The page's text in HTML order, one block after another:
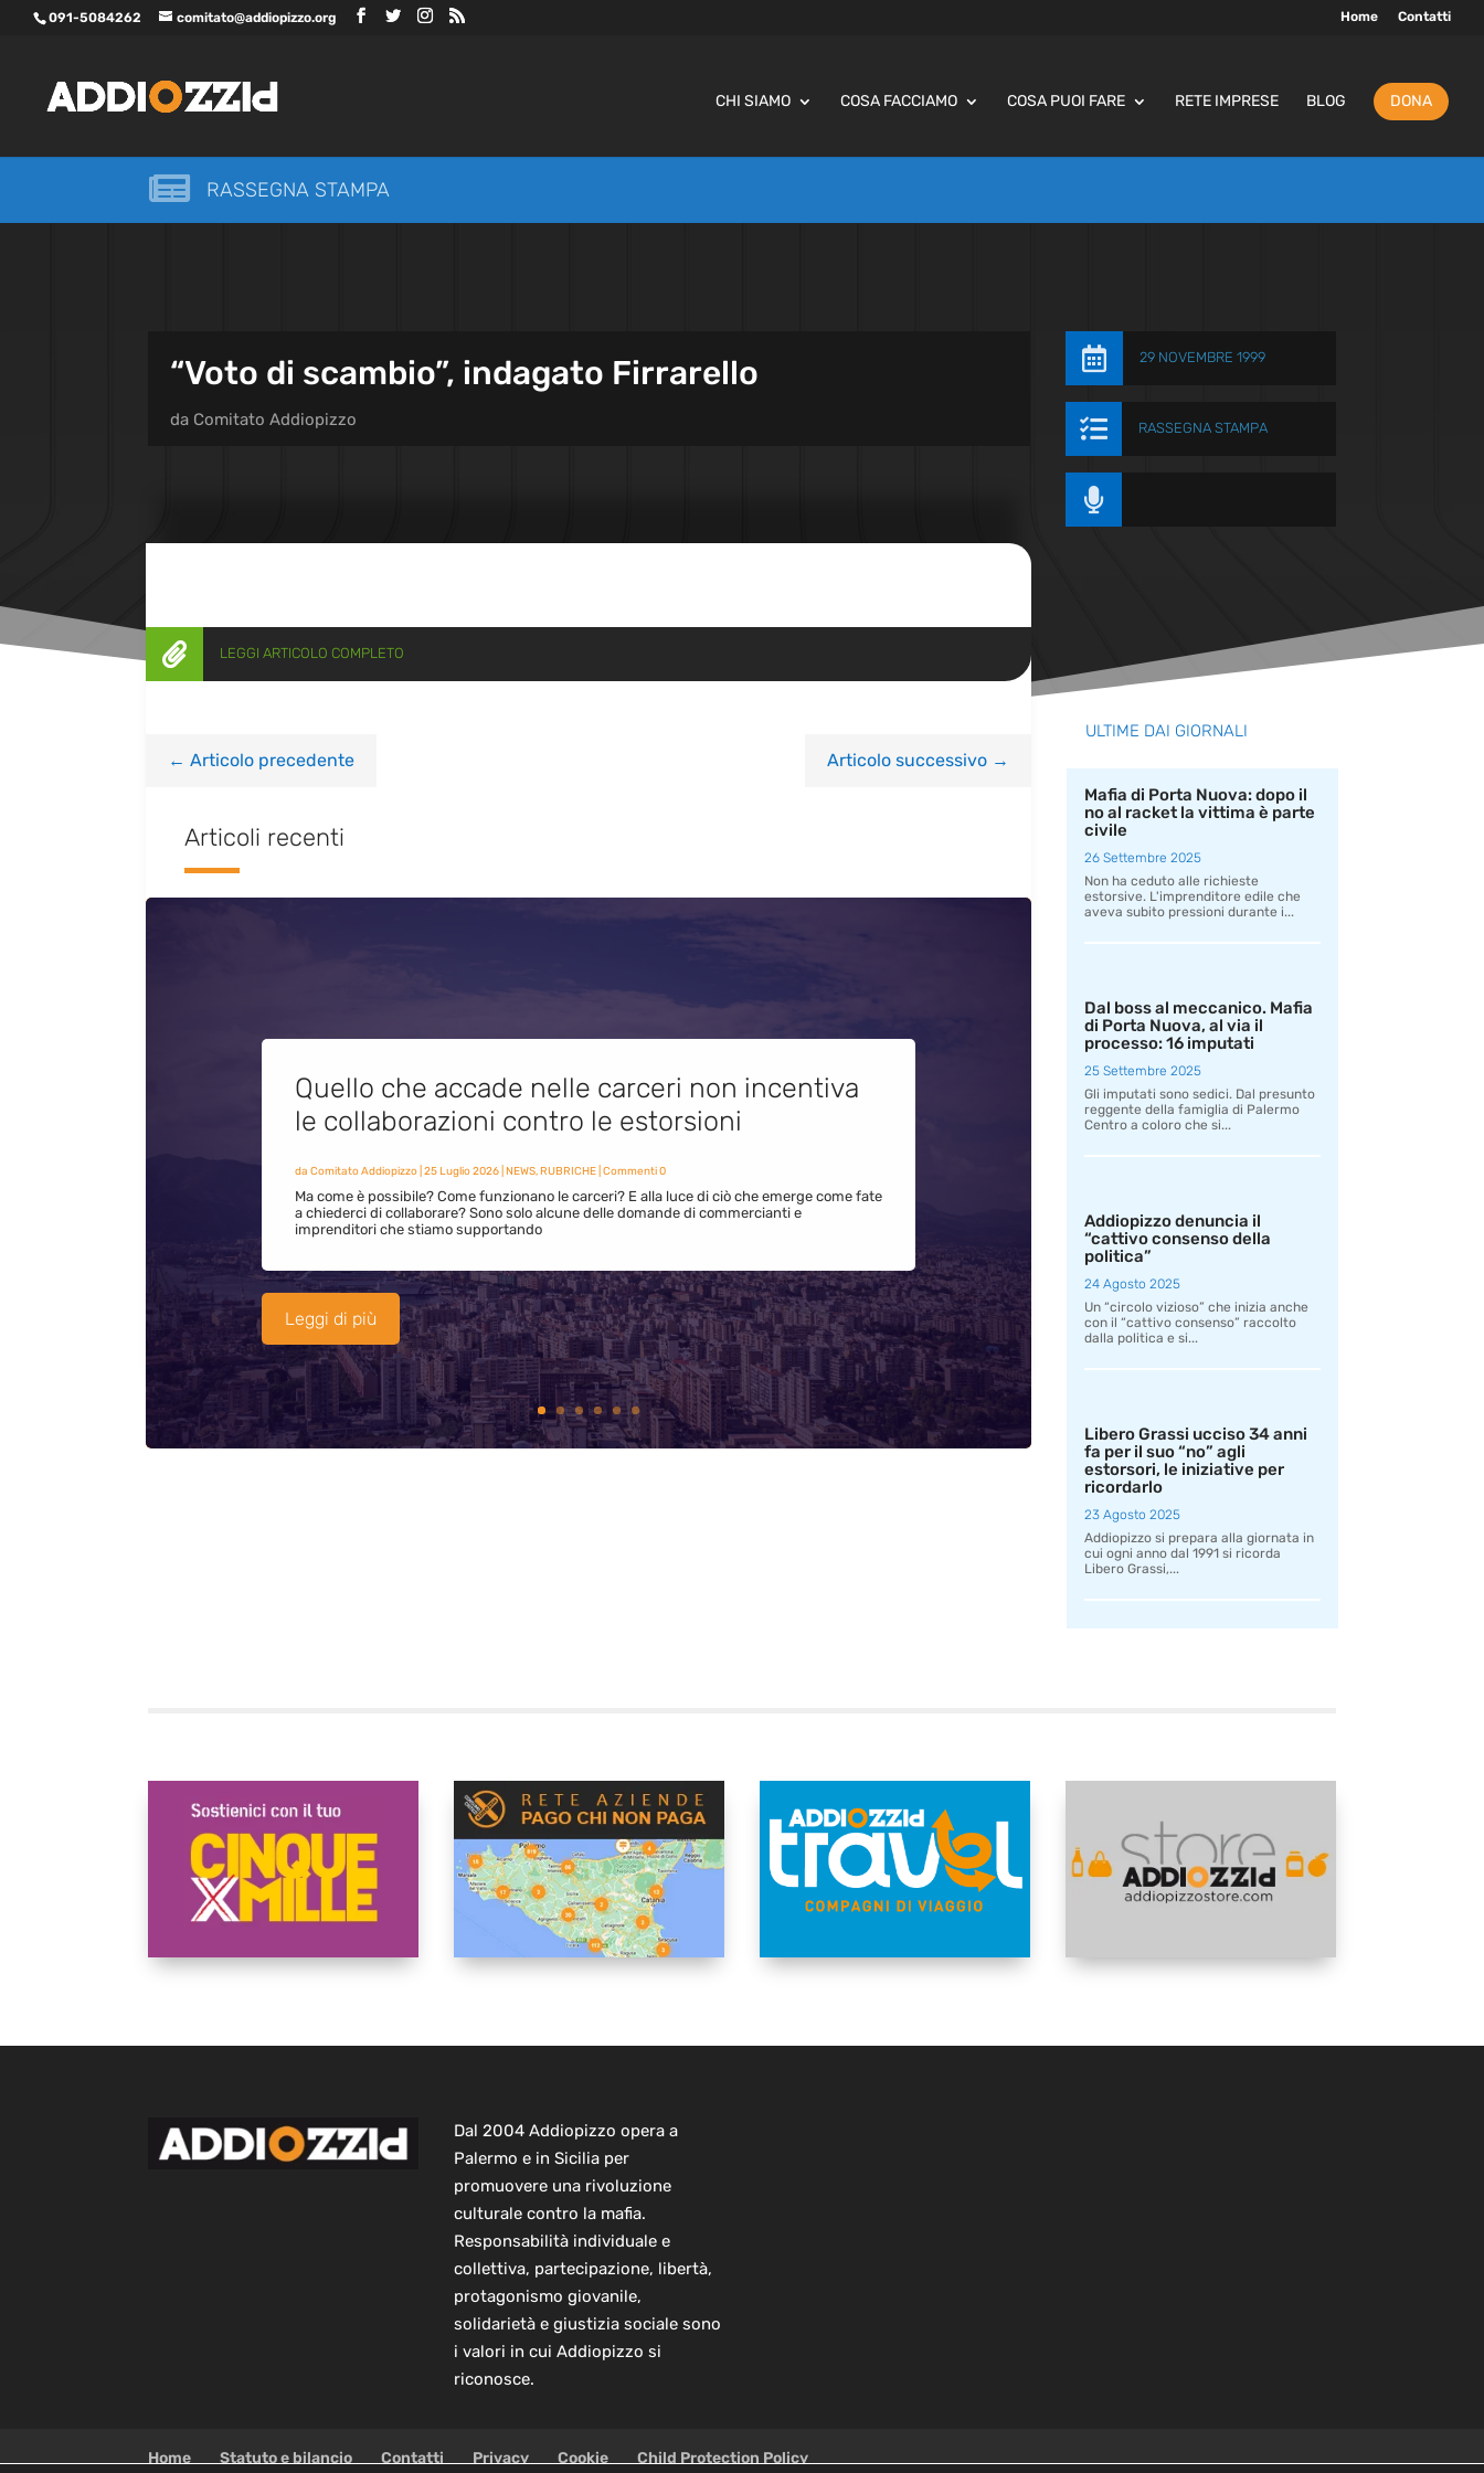
091-5084262 comitato@addiopizzo.org Home Contatti
CHI SIAMO COSA FACCIAMO COSA PUOI FARE RETE IMPRESE BLOG DONA
 RASSEGNA STAMPA
“Voto di scambio”, indagato Firrarello
da Comitato Addiopizzo
 29 NOVEMBRE 1999
 RASSEGNA STAMPA

 LEGGI ARTICOLO COMPLETO
← Articolo precedente Articolo successivo→
Articoli recenti
Quello che accade nelle carceri non incentiva
le collaborazioni contro le estorsioni
da Comitato Addiopizzo| 25 Luglio 2026| NEWS,RUBRICHE| Commenti 0
Ma come è possibile? Come funzionano le carceri? E alla luce di ciò che emerge come fate
a chiederci di collaborare? Sono solo alcune delle domande di commercianti e
imprenditori che stiamo supportando
Leggi di più
ULTIME DAI GIORNALI
Mafia di Porta Nuova: dopo il
no al racket la vittima è parte
civile
26 Settembre 2025
Non ha ceduto alle richieste
estorsive. L'imprenditore edile che
aveva subito pressioni durante i...
Dal boss al meccanico. Mafia
di Porta Nuova, al via il
processo: 16 imputati
25 Settembre 2025
Gli imputati sono sedici. Dal presunto
reggente della famiglia di Palermo
Centro a coloro che si...
Addiopizzo denuncia il
“cattivo consenso della
politica”
24 Agosto 2025
Un “circolo vizioso” che inizia anche
con il “cattivo consenso” raccolto
dalla politica e si...
Libero Grassi ucciso 34 anni
fa per il suo “no” agli
estorsori, le iniziative per
ricordarlo
23 Agosto 2025
Addiopizzo si prepara alla giornata in
cui ogni anno dal 1991 si ricorda
Libero Grassi,...
Dal 2004 Addiopizzo opera a
Palermo e in Sicilia per
promuovere una rivoluzione
culturale contro la mafia.
Responsabilità individuale e
collettiva, partecipazione, libertà,
protagonismo giovanile,
solidarietà e giustizia sociale sono
i valori in cui Addiopizzo si
riconosce.
Home Statuto e bilancio Contatti Privacy Cookie Child Protection Policy